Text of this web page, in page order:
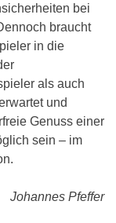
bei
braucht
in die
als auch
und
Genuss einer
sein – im
Johannes Pfeffer